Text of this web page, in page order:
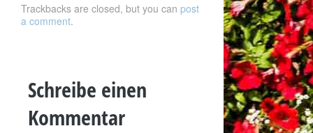
Trackbacks are closed, but you can post
a comment.
Schreibe einen
Kommentar